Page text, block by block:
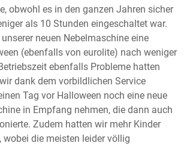
obwohl es in den ganzen Jahren sicher
als 10 Stunden eingeschaltet war.
neuen Nebelmaschine eine
(ebenfalls von eurolite) nach weniger
ebenfalls Probleme hatten
dank dem vorbildlichen Service
Tag vor Halloween noch eine neue
in Empfang nehmen, die dann auch
Zudem hatten wir mehr Kinder
wobei die meisten leider völlig